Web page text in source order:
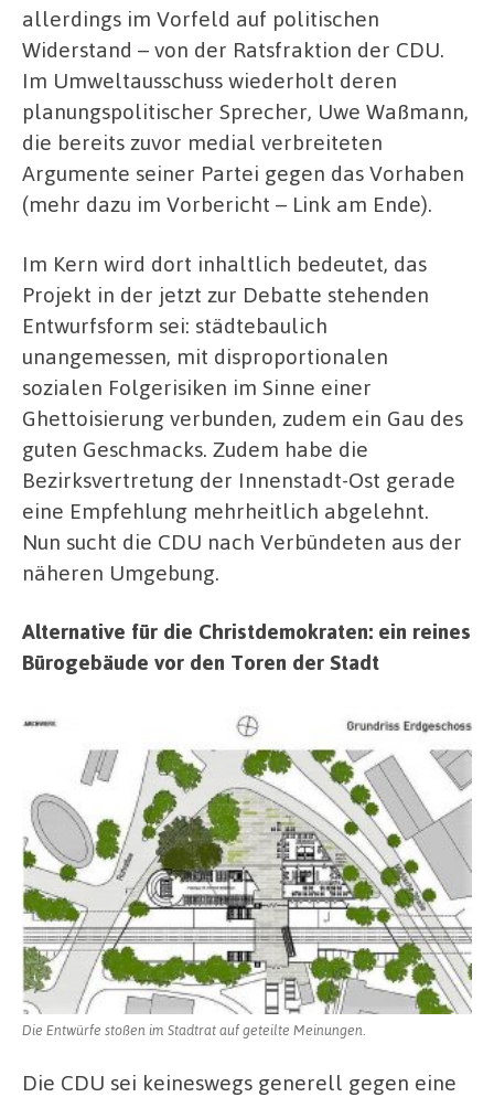
allerdings im Vorfeld auf politischen
Widerstand – von der Ratsfraktion der CDU.
Im Umweltausschuss wiederholt deren
planungspolitischer Sprecher, Uwe Waßmann,
die bereits zuvor medial verbreiteten
Argumente seiner Partei gegen das Vorhaben
(mehr dazu im Vorbericht – Link am Ende).
Im Kern wird dort inhaltlich bedeutet, das
Projekt in der jetzt zur Debatte stehenden
Entwurfsform sei: städtebaulich
unangemessen, mit disproportionalen
sozialen Folgerisiken im Sinne einer
Ghettoisierung verbunden, zudem ein Gau des
guten Geschmacks. Zudem habe die
Bezirksvertretung der Innenstadt-Ost gerade
eine Empfehlung mehrheitlich abgelehnt.
Nun sucht die CDU nach Verbündeten aus der
näheren Umgebung.
Alternative für die Christdemokraten: ein reines
Bürogebäude vor den Toren der Stadt
Die Entwürfe stoßen im Stadtrat auf geteilte Meinungen.
Die CDU sei keineswegs generell gegen eine